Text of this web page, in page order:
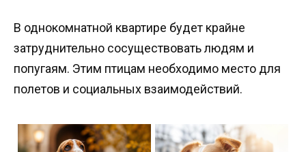
В однокомнатной квартире будет крайне
затруднительно сосуществовать людям и
попугаям. Этим птицам необходимо место для
полетов и социальных взаимодействий.